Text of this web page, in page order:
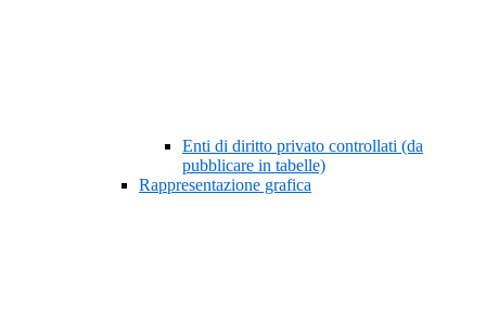
Enti di diritto privato controllati (da
pubblicare in tabelle)
Rappresentazione grafica